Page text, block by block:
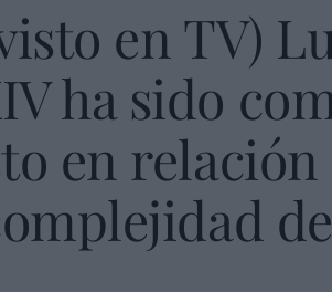
en TV)
ha sido
en